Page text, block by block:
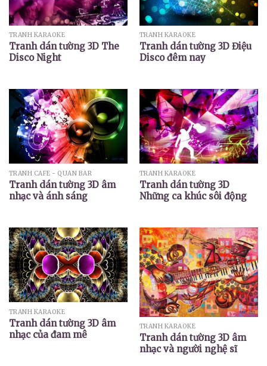
TRANH KARAOKE
Tranh dán tường 3D The
Disco Night
TRANH KARAOKE
Tranh dán tường 3D Điệu
Disco đêm nay
TRANH CAFE - QUÁN BAR
Tranh dán tường 3D âm
nhạc và ánh sáng
TRANH KARAOKE
Tranh dán tường 3D
Những ca khúc sôi động
TRANH KARAOKE
Tranh dán tường 3D âm
nhạc của đam mê
TRANH KARAOKE
Tranh dán tường 3D âm
nhạc và người nghệ sĩ